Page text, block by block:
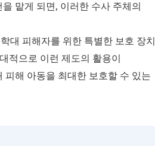
맡게 되면, 이러한 수사 주체의
대 피해자를 위한 특별한 보호 장치
적으로 이런 제도의 활용이
해 아동을 최대한 보호할 수 있는